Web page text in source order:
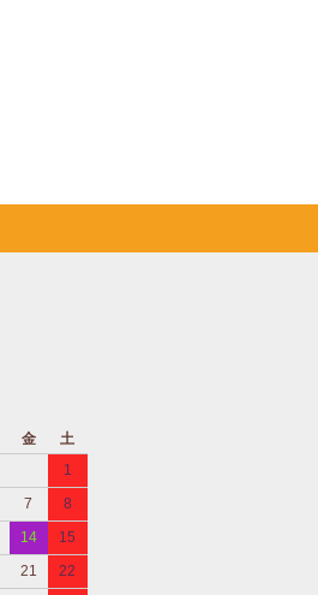
金
土
1
7
8
14
15
21
22